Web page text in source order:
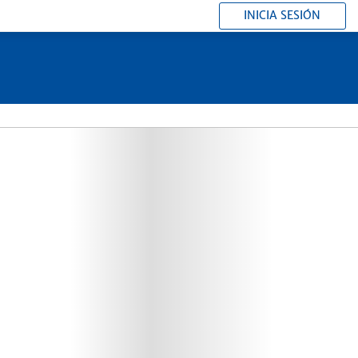
INICIA SESIÓN